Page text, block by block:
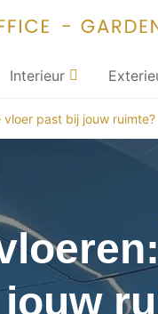
Interieur
vloer past bij jouw ruimte?